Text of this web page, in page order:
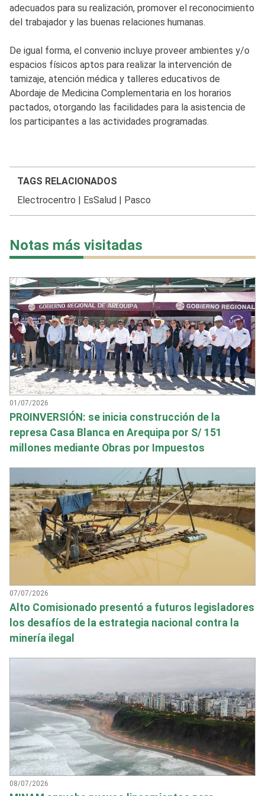
adecuados para su realización, promover el reconocimiento
del trabajador y las buenas relaciones humanas.
De igual forma, el convenio incluye proveer ambientes y/o
espacios físicos aptos para realizar la intervención de
tamizaje, atención médica y talleres educativos de
Abordaje de Medicina Complementaria en los horarios
pactados, otorgando las facilidades para la asistencia de
los participantes a las actividades programadas.
TAGS RELACIONADOS
Electrocentro
EsSalud Pasco
Notas más visitadas
01/07/2026
PROINVERSIÓN: se inicia construcción de la
represa Casa Blanca en Arequipa por S/ 151
millones mediante Obras por Impuestos
07/07/2026
Alto Comisionado presentó a futuros legisladores
los desafíos de la estrategia nacional contra la
minería ilegal
08/07/2026